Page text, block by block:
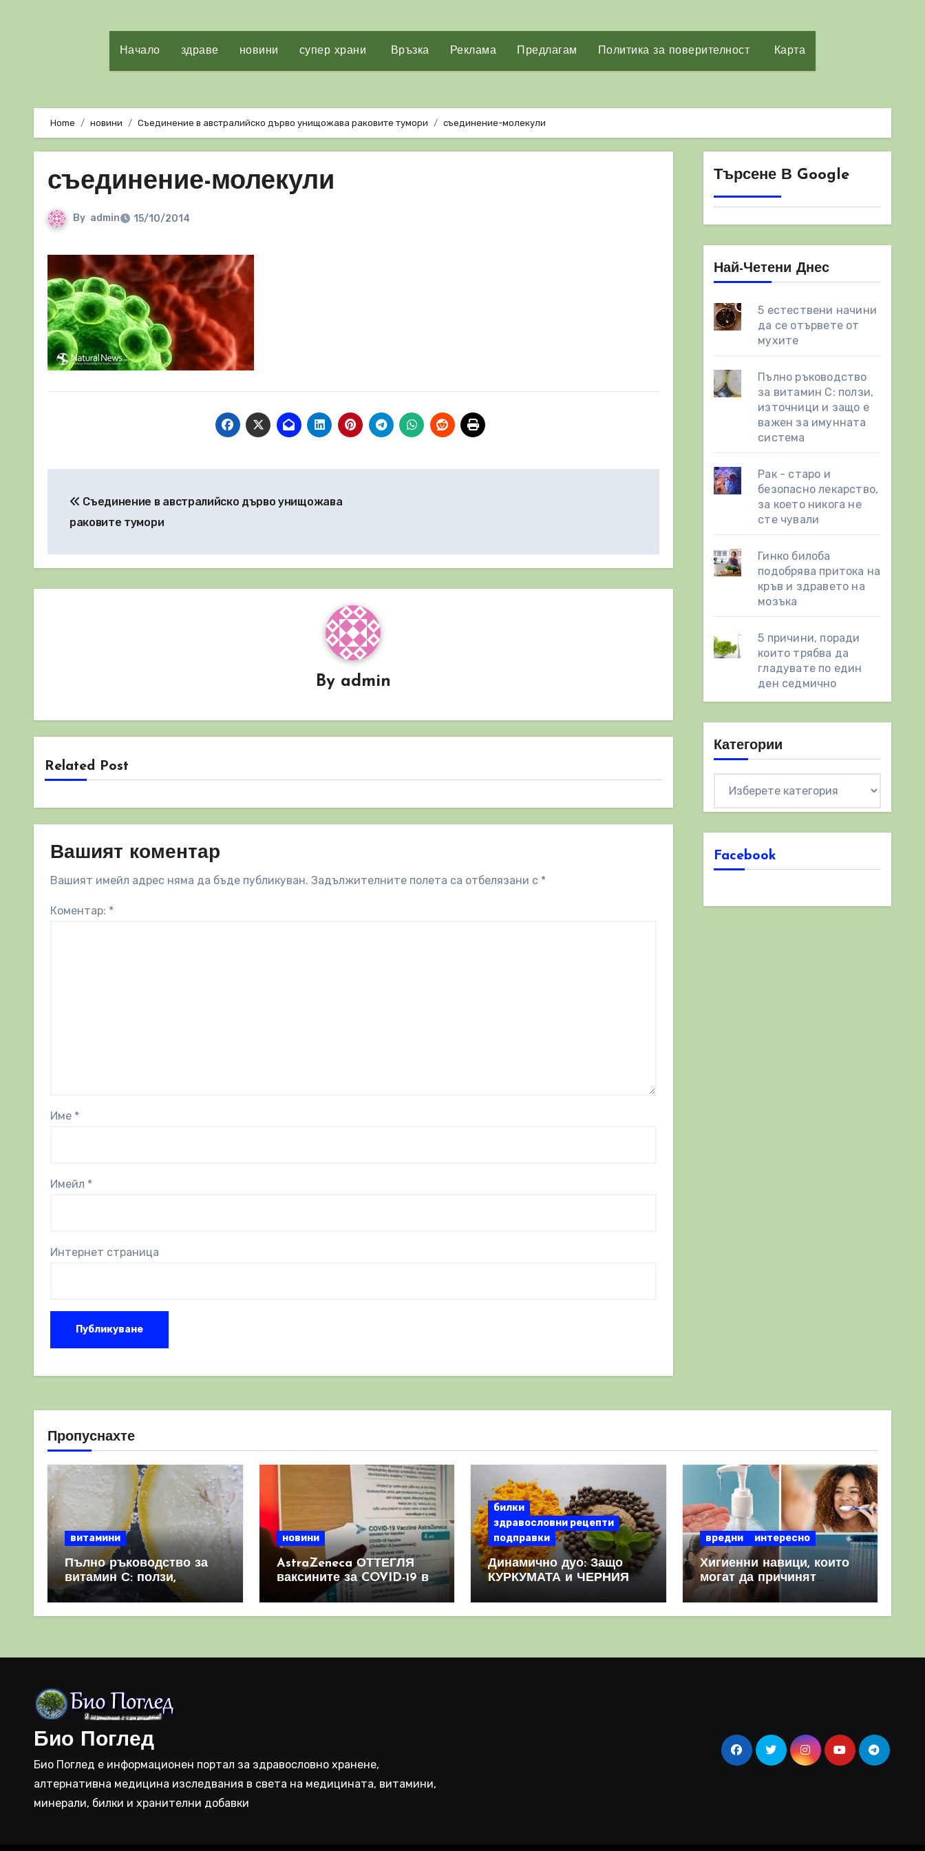
Начало здраве новини супер храни Връзка Реклама Предлагам Политика за поверителност Карта
Home новини Съединение в австралийско дърво унищожава раковите тумори съединение-молекули
съединение-молекули
By admin 15/10/2014
Съединение в австралийско дърво унищожава
раковите тумори
By admin
Related Post
Вашият коментар
Вашият имейл адрес няма да бъде публикуван. Задължителните полета са отбелязани с *
Коментар: *
Име *
Имейл *
Интернет страница
Търсене В Google
Най-Четени Днес
5 естествени начини
да се отървете от
мухите
Пълно ръководство
за витамин С: ползи,
източници и защо е
важен за имунната
система
Рак - старо и
безопасно лекарство,
за което никога не
сте чували
Гинко билоба
подобрява притока на
кръв и здравето на
мозъка
5 причини, поради
които трябва да
гладувате по един
ден седмично
Категории
Facebook
Пропуснахте
витамини
Пълно ръководство за
витамин С: ползи,
източници и защо е
важен за имунната
новини
AstraZeneca ОТТЕГЛЯ
ваксините за COVID-19 в
световен мащаб, след
като призна, че те
билки
здравословни рецепти
подправки
Динамично дуо: Защо
КУРКУМАТА и ЧЕРНИЯ
комбинация
вредни интересно
Хигиенни навици, които
могат да причинят
повече вреда, отколкото
полза
Био Поглед
Био Поглед е информационен портал за здравословно хранене,
алтернативна медицина изследвания в света на медицината, витамини,
минерали, билки и хранителни добавки